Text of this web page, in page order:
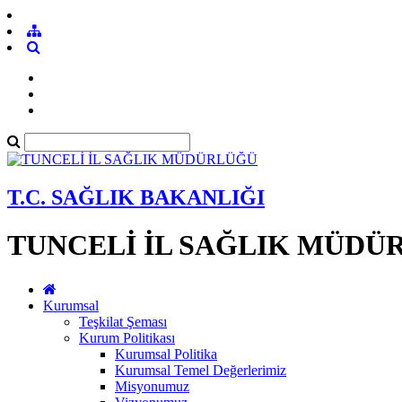
T.C. SAĞLIK BAKANLIĞI
TUNCELİ İL SAĞLIK
Kurumsal
Teşkilat Şeması
Kurum Politikası
Kurumsal Politika
Kurumsal Temel Değerlerimiz
Misyonumuz